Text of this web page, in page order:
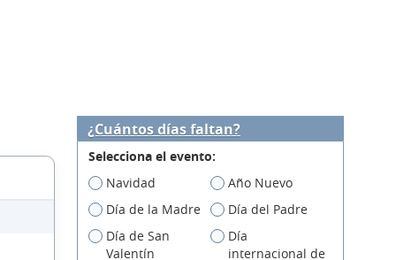
¿Cuántos días faltan?
Selecciona el evento:
Navidad
Año Nuevo
Día de la Madre
Día del Padre
Día de San
Valentín
Día
internacional de